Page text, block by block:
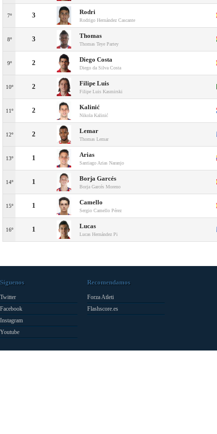
7º 3 Rodri
Rodrigo Hernández Cascante
8º 3 Thomas
Thomas Teye Partey
9º 2 Diego Costa
Diego da Silva Costa
10º 2 Filipe Luis
Filipe Luis Kasmirski
11º 2 Kalinić
Nikola Kalinić
12º 2 Lemar
Thomas Lemar
13º 1 Arias
Santiago Arias Naranjo
14º 1 Borja Garcés
Borja Garcés Moreno
15º 1 Camello
Sergio Camello Pérez
16º 1 Lucas
Lucas Hernández Pi
Síguenos
Twitter
Facebook
Instagram
Youtube
Recomendamos
Forza Atleti
Flashscore.es